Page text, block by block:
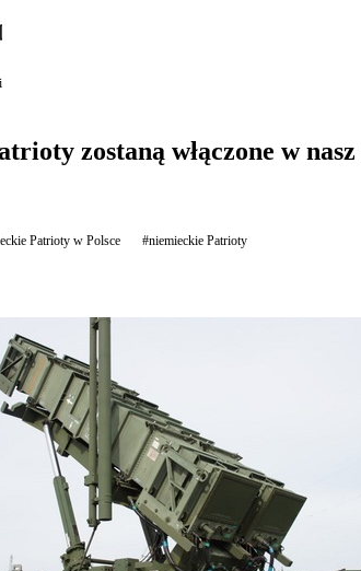
zostaną włączone w
Patrioty w Polsce #niemieckie Patrioty